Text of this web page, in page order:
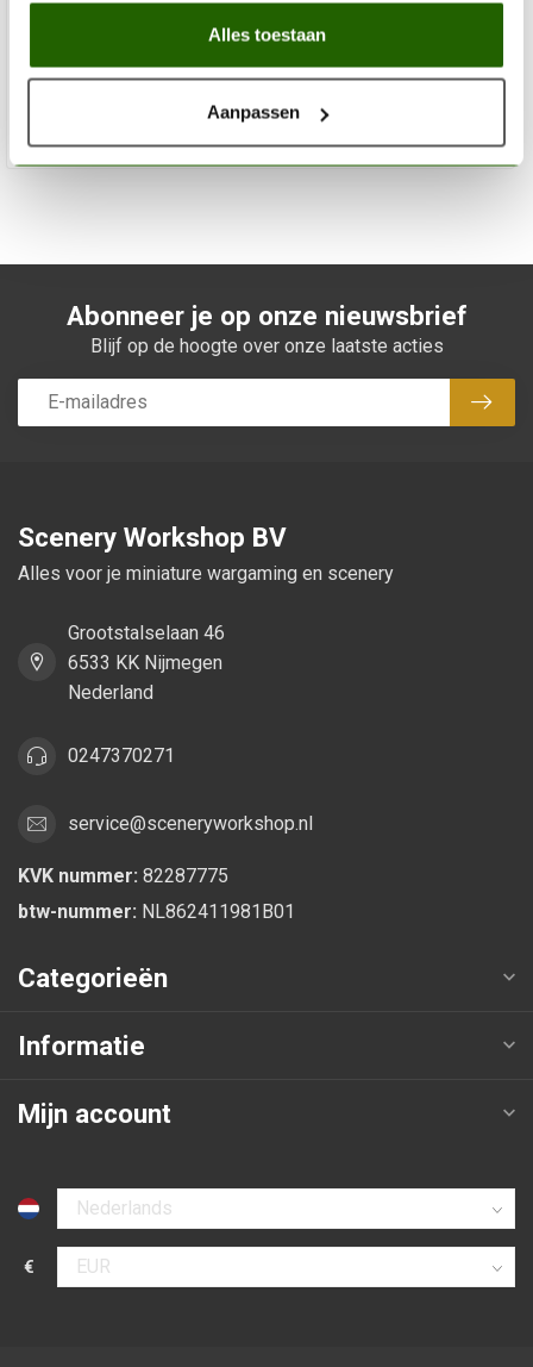
Alles toestaan
Aanpassen
€2,75
Op voorraad
Abonneer je op onze nieuwsbrief
Blijf op de hoogte over onze laatste acties
Scenery Workshop BV
Alles voor je miniature wargaming en scenery
Grootstalselaan 46
6533 KK Nijmegen
Nederland
0247370271
service@sceneryworkshop.nl
KVK nummer: 82287775
btw-nummer: NL862411981B01
Categorieën
Informatie
Mijn account
Selecteer taal
€
Selecteer valuta